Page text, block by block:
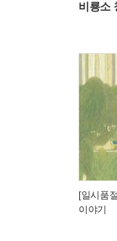
비룡소
[일시품
이야기